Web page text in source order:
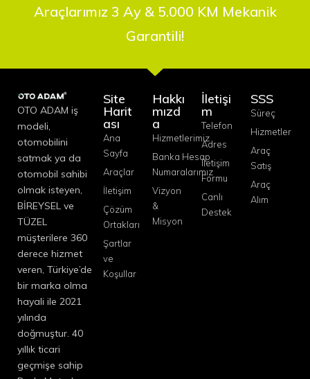
Araçlarımız 3 Ay & 5.000 KM Mekanik
Garantili!
OTO ADAM iş
modeli,
otomobilini
satmak ya da
otomobil sahibi
olmak isteyen,
BİREYSEL ve
TÜZEL
müşterilere 360
derece hizmet
veren, Türkiye’de
bir marka olma
hayali ile 2021
yılında
doğmuştur. 40
yıllık ticari
geçmişe sahip
Site
Harit
ası
Ana
Sayfa
Araçlar
İletişim
Çözüm
Ortakları
Şartlar
ve
Koşullar
Hakkı
mızd
a
Hizmetlerimiz
Banka Hesap
Numaralarımız
Vizyon
&
Misyon
İletişi
m
Telefon
Adres
İletişim
Formu
Canlı
Destek
SSS
Süreç
Hizmetler
Araç
Satış
Araç
Alım